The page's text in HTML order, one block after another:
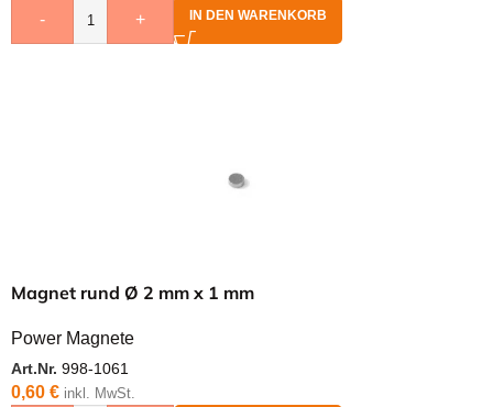
- + IN DEN WARENKORB
Magnet rund Ø 2 mm x 1 mm
Power Magnete
Art.Nr. 998-1061
0,60 € inkl. MwSt.